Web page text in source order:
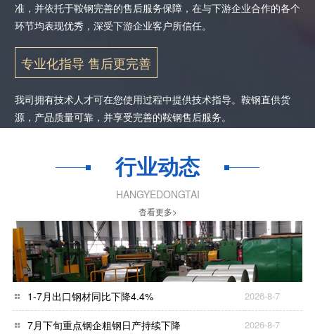
准，并依托于鞍钢完善的售后服务保障，在与下游企业合作的各个
环节均表现优秀，深受下游企业客户所信任。
专业化指导 售后更完善
我司拥有技术人才可在您使用过程中提供技术指导。鞍钢直供货
源，产品质量可靠，并享受完善的鞍钢售后服务。
行业动态
HANGYEDONGTAI
杳看更多>
1-7月出口钢材同比下降4.4% 2026-8-7
7月下旬重点钢企粗钢日产持续下降 2026-8-7